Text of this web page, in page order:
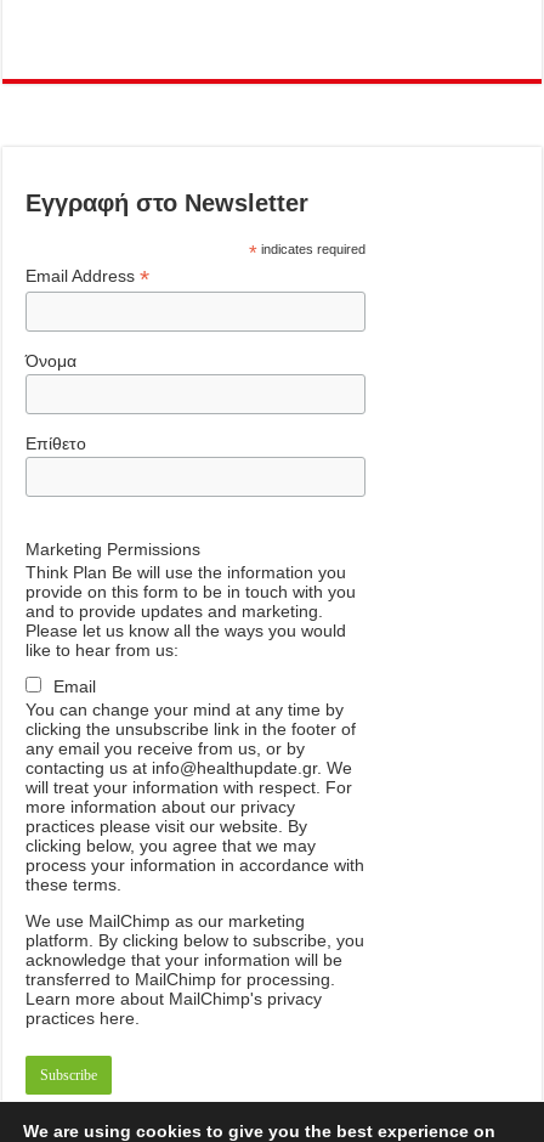
Εγγραφή στο Newsletter
*indicates required
Email Address*
Όνομα
Επίθετο
Marketing Permissions
Think Plan Be will use the information you
provide on this form to be in touch with you
and to provide updates and marketing.
Please let us know all the ways you would
like to hear from us:
Email
You can change your mind at any time by
clicking the unsubscribe link in the footer of
any email you receive from us, or by
contacting us at info@healthupdate.gr. We
will treat your information with respect. For
more information about our privacy
practices please visit our website. By
clicking below, you agree that we may
process your information in accordance with
these terms.
We use MailChimp as our marketing
platform. By clicking below to subscribe,you
acknowledge that your information will be
transferred to MailChimp for processing.
Learn more about MailChimp's privacy
practices here.
We are using cookies to give you the best experience on